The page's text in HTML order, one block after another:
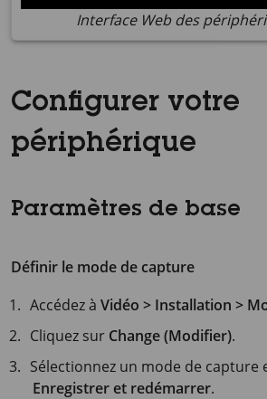
Interface Web des
Configurer votre
périphérique
Paramètres de base
Définir le mode de capture
Accédez àVidéo > Installation >
Cliquez sur Change (Modifier).
Sélectionnez un mode de capture
Enregistrer et redémarrer.